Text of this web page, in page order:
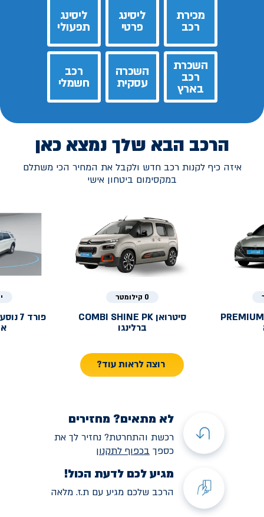
מכירת
רכב
ליסינג
פרטי
ליסינג
תפעולי
השכרת
רכב
בארץ
השכרה
עסקית
רכב
חשמלי
הרכב הבא שלך נמצא כאן
איזה כיף לקנות רכב חדש ולקבל את המחיר הכי משתלם
במקסימום ביטחון אישי
0 קילומטר
סיטרואן COMBI SHINE PK
ברלינגו
פורד
רוצה לראות עוד?
לא מתאים? מחזירים
רכשת והתחרטת? נחזיר לך את
כספך בכפוף לתקנון
מגיע לכם לדעת הכול!
הרכב שלכם מגיע עם ת.ז. מלאה